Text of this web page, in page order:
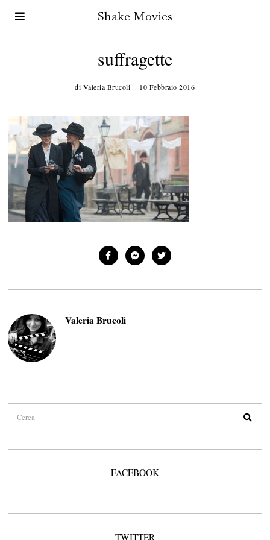
Shake Movies
suffragette
di Valeria Brucoli 10 Febbraio 2016
Valeria Brucoli
FACEBOOK
TWITTER